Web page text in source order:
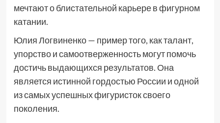
мечтают о блистательной карьере в фигурном
катании.
Юлия Логвиненко — пример того, как талант,
упорство и самоотверженность могут помочь
достичь выдающихся результатов. Она
является истинной гордостью России и одной
из самых успешных фигуристок своего
поколения.